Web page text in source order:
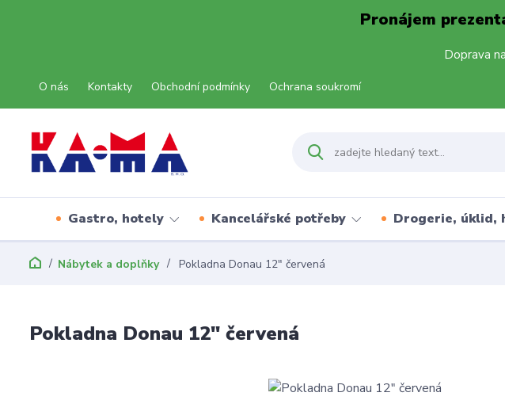
Pronájem
Doprava
O nás Kontakty Obchodní podmínky Ochrana soukromí
Gastro, hotely Kancelářské potřeby Drogerie, úklid,
Nábytek a doplňky Pokladna Donau 12" červená
Pokladna Donau 12" červená